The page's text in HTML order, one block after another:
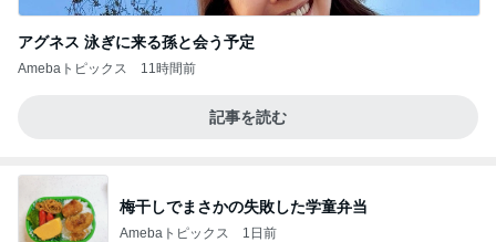
アグネス 泳ぎに来る孫と会う予定
Amebaトピックス 11時間前
記事を読む
梅干しでまさかの失敗した学童弁当
Amebaトピックス 1日前